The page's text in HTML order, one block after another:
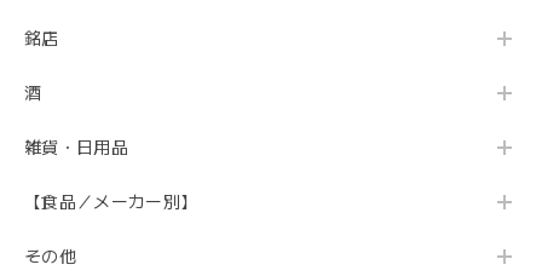
銘店
酒
雑貨・日用品
【食品／メーカー別】
その他